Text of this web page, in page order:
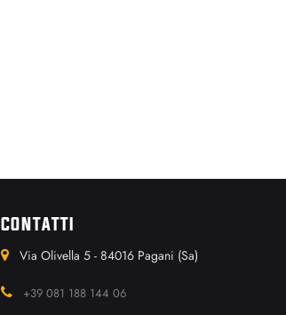
CONTATTI
Via Olivella 5 - 84016 Pagani (Sa)
+39 081 188 144 06